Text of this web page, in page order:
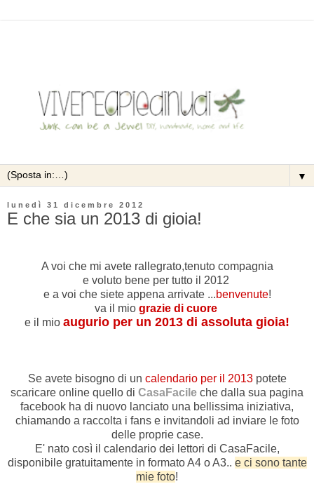
▼
lunedì 31 dicembre 2012
E che sia un 2013 di gioia!
A voi che mi avete rallegrato,tenuto compagnia
e voluto bene per tutto il 2012
e a voi che siete appena arrivate ...benvenute!
va il mio grazie di cuore
e il mio augurio per un 2013 di assoluta gioia!
Se avete bisogno di un calendario per il 2013potete
scaricare online quello di CasaFacile che dalla sua pagina
facebook ha di nuovo lanciato una bellissima iniziativa,
chiamando a raccolta i fans e invitandoli ad inviare le foto
delle proprie case.
E' nato così il calendario dei lettori di CasaFacile,
disponibile gratuitamente in formato A4 o A3.. e ci sono tante
mie foto!